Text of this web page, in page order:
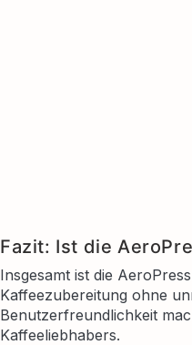
Fazit: Ist die
Insgesamt ist die
Kaffeezubereitung ohne
Benutzerfreundlichkeit
Kaffeeliebhabers.